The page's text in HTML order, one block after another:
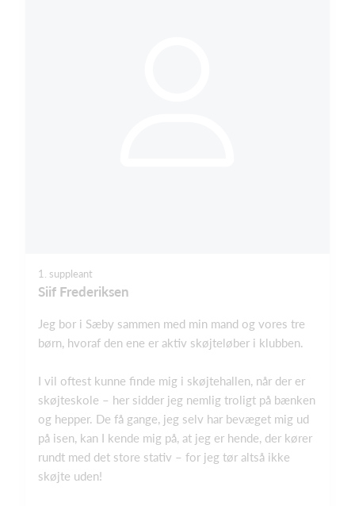
1. suppleant
Siif Frederiksen
Jeg bor i Sæby sammen med min mand og vores tre
børn, hvoraf den ene er aktiv skøjteløber i klubben.
I vil oftest kunne finde mig i skøjtehallen, når der er
skøjteskole – her sidder jeg nemlig troligt på bænken
og hepper. De få gange, jeg selv har bevæget mig ud
på isen, kan I kende mig på, at jeg er hende, der kører
rundt med det store stativ – for jeg tør altså ikke
skøjte uden!